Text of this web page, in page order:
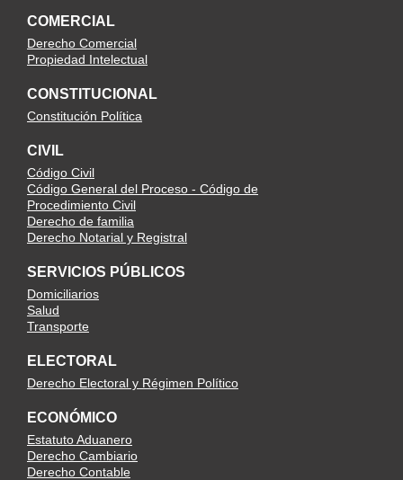
COMERCIAL
Derecho Comercial
Propiedad Intelectual
CONSTITUCIONAL
Constitución Política
CIVIL
Código Civil
Código General del Proceso - Código de
Procedimiento Civil
Derecho de familia
Derecho Notarial y Registral
SERVICIOS PÚBLICOS
Domiciliarios
Salud
Transporte
ELECTORAL
Derecho Electoral y Régimen Político
ECONÓMICO
Estatuto Aduanero
Derecho Cambiario
Derecho Contable